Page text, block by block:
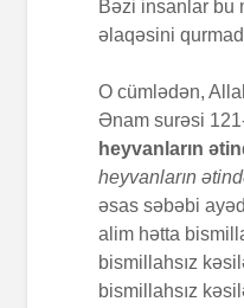
Bəzi insanlar bu
əlaqəsini
O cümlədən,
Ənam surəsi
heyvanların
heyvanların
əsas səbəbi
alim hətta
bismillahsız
bismillahsız